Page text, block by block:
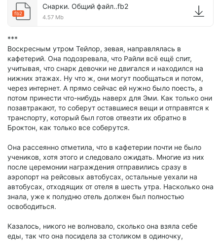
fb2
Снарки. Общий файл..fb2
4.57 Mb
***
Воскресным утром Тейлор, зевая, направлялась в
кафетерий. Она подозревала, что Райли всё ещё спит,
учитывая, что снарк девочки не двигался и находился на
нижних этажах. Ну что ж, они могут пообщаться и потом,
через интернет. А прямо сейчас ей нужно было поесть, а
потом принести что-нибудь наверх для Эми. Как только они
позавтракают, то соберут оставшиеся вещи и отправятся к
транспорту, который был готов отвезти их обратно в
Броктон, как только все соберутся.
Она рассеянно отметила, что в кафетерии почти не было
учеников, хотя этого и следовало ожидать. Многие из них
после церемонии награждения отправились сразу в
аэропорт на рейсовых автобусах, остальные уехали на
автобусах, отходящих от отеля в шесть утра. Насколько она
знала, уже к полудню отель должен был полностью
освободиться.
Казалось, никого не волновало, сколько она взяла себе
еды, так что она посидела за столиком в одиночку,